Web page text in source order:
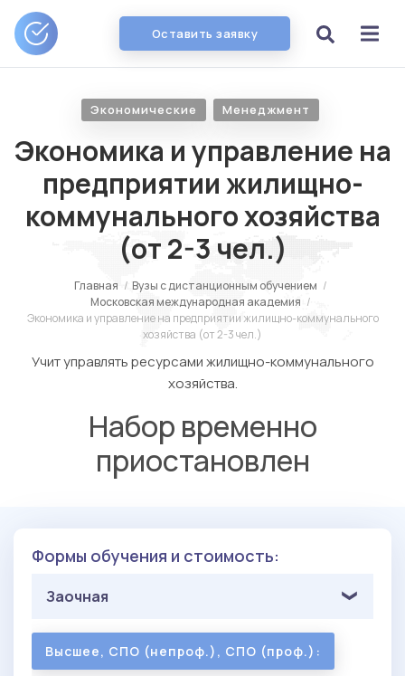
Оставить заявку
Экономические Менеджмент
Экономика и управление на
предприятии жилищно-
коммунального хозяйства
(от 2-3 чел.)
Главная / Вузы с дистанционным обучением /
Московская международная академия /
Экономика и управление на предприятии жилищно-коммунального
хозяйства (от 2-3 чел.)
Учит управлять ресурсами жилищно-коммунального
хозяйства.
Набор временно
приостановлен
Формы обучения и стоимость:
Заочная
Высшее, СПО (непроф.), СПО (проф.):